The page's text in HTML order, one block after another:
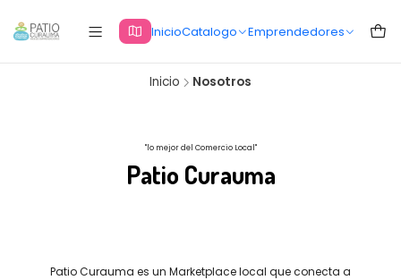
InicioCatalogo Emprendedores
Inicio Nosotros
"lo mejor del Comercio Local"
Patio Curauma
Patio Curauma es un Marketplace local que conecta a